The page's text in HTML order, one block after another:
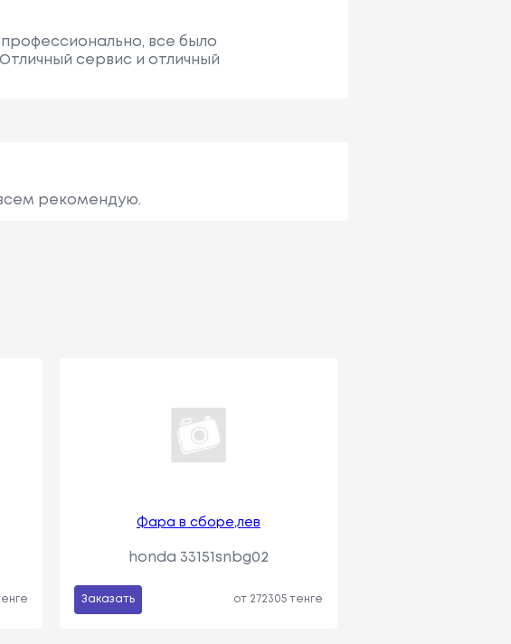
все было
сервис и отличный
рекомендую.
Фара в сборе,лев
honda 33151snbg02
Заказать от 272305 тенге